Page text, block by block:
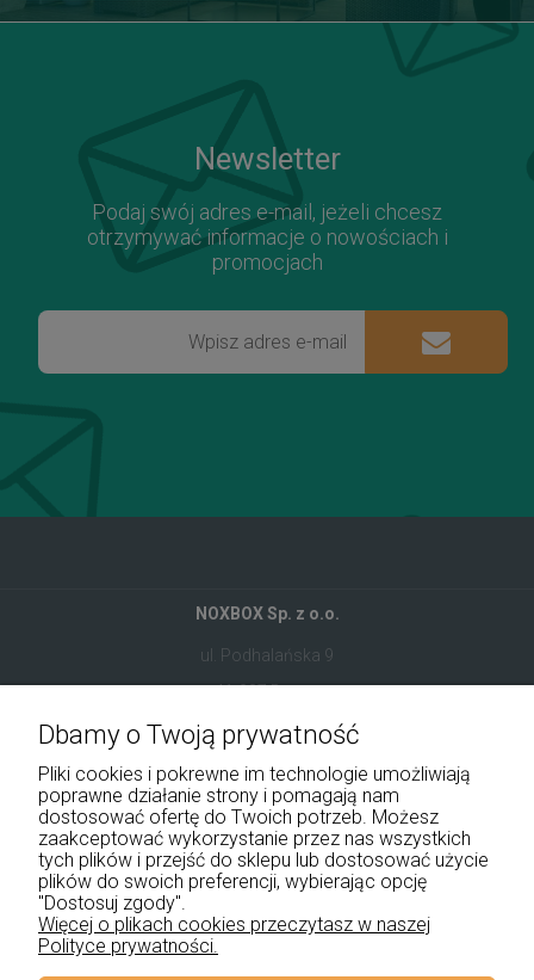
Newsletter
Podaj swój adres e-mail, jeżeli chcesz
otrzymywać informacje o nowościach i
promocjach
NOXBOX Sp. z o.o.
ul. Podhalańska 9
41-907 Bytom
+48 534 555 344
sklep@noxbox.pl
Pomoc
Płatności i dostawa
Dbamy o Twoją prywatność
Pliki cookies i pokrewne im technologie umożliwiają
poprawne działanie strony i pomagają nam
dostosować ofertę do Twoich potrzeb. Możesz
zaakceptować wykorzystanie przez nas wszystkich
tych plików i przejść do sklepu lub dostosować użycie
plików do swoich preferencji, wybierając opcję
"Dostosuj zgody".
Więcej o plikach cookies przeczytasz w naszej
Polityce prywatności.